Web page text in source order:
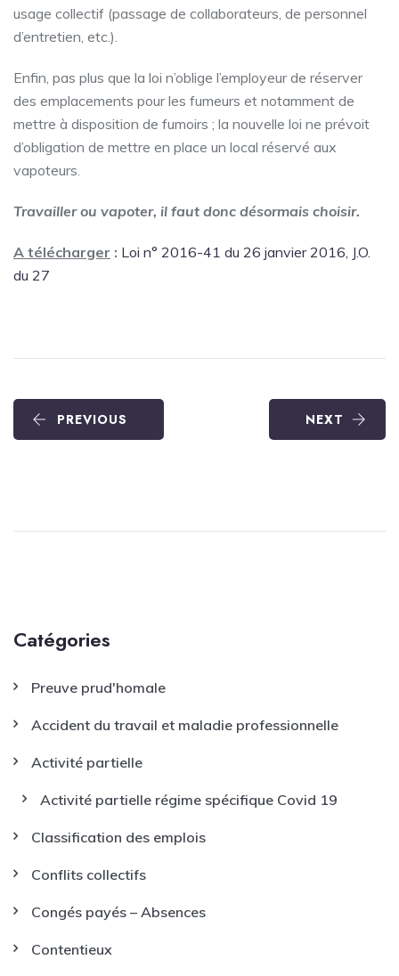
usage collectif (passage de collaborateurs, de personnel
d’entretien, etc.).
Enfin, pas plus que la loi n’oblige l’employeur de réserver
des emplacements pour les fumeurs et notamment de
mettre à disposition de fumoirs ; la nouvelle loi ne prévoit
d’obligation de mettre en place un local réservé aux
vapoteurs.
Travailler ou vapoter, il faut donc désormais choisir.
A télécharger : Loi n° 2016-41 du 26 janvier 2016, J.O.
du 27
PREVIOUS NEXT
Catégories
Preuve prud'homale
Accident du travail et maladie professionnelle
Activité partielle
Activité partielle régime spécifique Covid 19
Classification des emplois
Conflits collectifs
Congés payés – Absences
Contentieux